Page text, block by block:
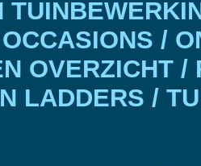
/
OVERZICHT
LADDERS /